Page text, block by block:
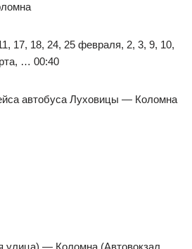
17, 18, 24, 25 февраля, 2, 3, 9, 10,
… 00:40
автобуса Луховицы — Коломна
улица) — Коломна (Автовокзал